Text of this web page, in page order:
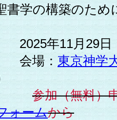
書学の構築のため
11月29日（
： 東京神学
参加（無料）
ォームから